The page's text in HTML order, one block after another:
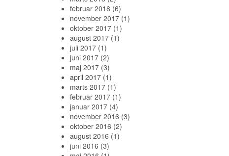
februar 2018 (6)
november 2017 (1)
oktober 2017 (1)
august 2017 (1)
juli 2017 (1)
juni 2017 (2)
maj 2017 (3)
april 2017 (1)
marts 2017 (1)
februar 2017 (1)
januar 2017 (4)
november 2016 (3)
oktober 2016 (2)
august 2016 (1)
juni 2016 (3)